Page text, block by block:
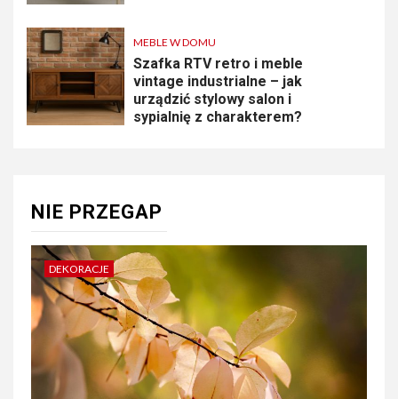
MEBLE W DOMU
Szafka RTV retro i meble
vintage industrialne – jak
urządzić stylowy salon i
sypialnię z charakterem?
NIE PRZEGAP
DEKORACJE